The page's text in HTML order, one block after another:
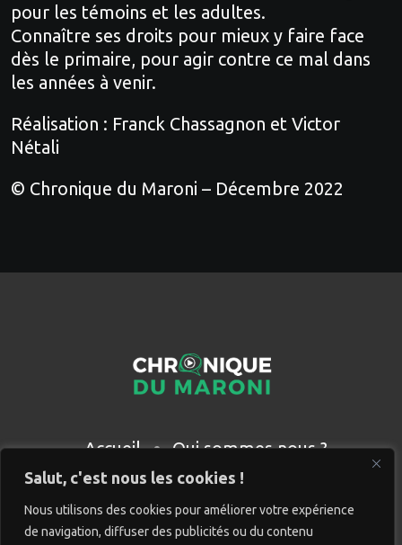
Salut, c'est nous les cookies !
Nous utilisons des cookies pour améliorer votre expérience
de navigation, diffuser des publicités ou du contenu
pour les témoins et les adultes.
Connaître ses droits pour mieux y faire face
dès le primaire, pour agir contre ce mal dans
les années à venir.
Réalisation : Franck Chassagnon et Victor
Nétali
© Chronique du Maroni – Décembre 2022
Accueil
Qui sommes nous ?
Partenaires
Contact